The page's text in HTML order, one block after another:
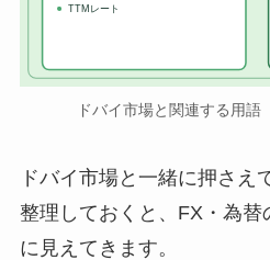
TTMレート
ドバイ市場と関連する用語
ドバイ市場と一緒に押さえ
整理しておくと、FX・為替
に見えてきます。